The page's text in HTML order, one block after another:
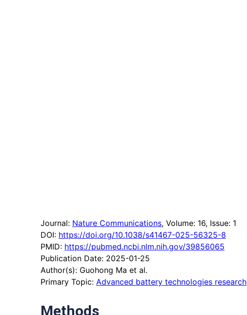
Journal: Nature Communications, Volume: 16, Issue: 1
DOI: https://doi.org/10.1038/s41467-025-56325-8
PMID: https://pubmed.ncbi.nlm.nih.gov/39856065
Publication Date: 2025-01-25
Author(s): Guohong Ma et al.
Primary Topic: Advanced battery technologies research
Methods